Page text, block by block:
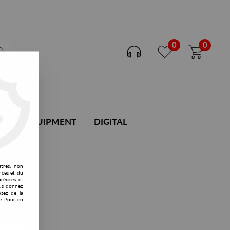
0 0
DJ EQUIPMENT DIGITAL
non
et du
et
donnez
de la
Pour en